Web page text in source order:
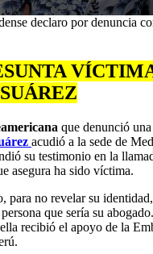
declaro por denuncia
que denunció
acudió a la sede de
su testimonio en la
asegura ha sido víctima.
para no revelar su
que sería su
recibió el apoyo de la